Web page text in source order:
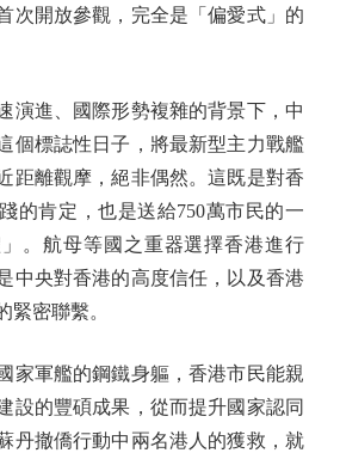
次開放參觀，完全是「偏愛式」的
進、國際形勢複雜的背景下，中
個標誌性日子，將最新型主力戰艦
距離觀摩，絕非偶然。這既是對香
的肯定，也是送給750萬市民的一
。航母等國之重器選擇香港進行
中央對香港的高度信任，以及香港
緊密聯繫。
軍艦的鋼鐵身軀，香港市民能親
設的豐碩成果，從而提升國家認同
丹撤僑行動中兩名港人的獲救，就